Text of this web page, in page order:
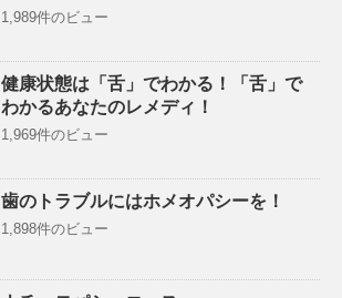
1,989件のビュー
健康状態は「舌」でわかる！「舌」で
わかるあなたのレメディ！
1,969件のビュー
歯のトラブルにはホメオパシーを！
1,898件のビュー